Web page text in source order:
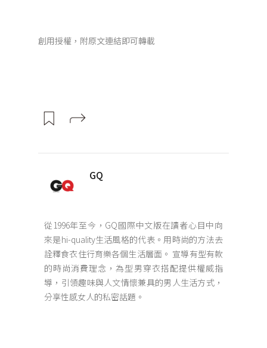
創用授權，附原文連結即可轉載
GQ
從1996年至今，GQ國際中文版在讀者心目中向
來是hi-quality生活風格的代表。用時尚的方法去
詮釋食衣住行育樂各個生活層面。 宣導有型有款
的時尚消費理念，為型男穿衣搭配提供權威指
導，引領趣味與人文情懷兼具的男人生活方式，
分享性感女人的私密話題。